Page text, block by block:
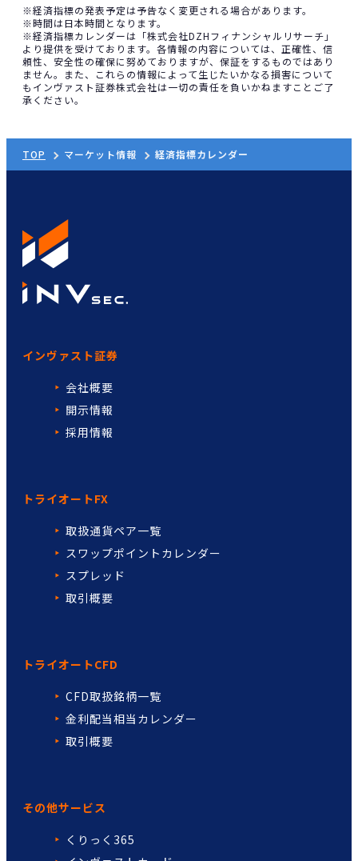
※経済指標の発表予定は予告なく変更される場合があります。
※時間は日本時間となります。
※経済指標カレンダーは「株式会社DZHフィナンシャルリサーチ」
より提供を受けております。各情報の内容については、正確性、信
頼性、安全性の確保に努めておりますが、保証をするものではあり
ません。また、これらの情報によって生じたいかなる損害について
もインヴァスト証券株式会社は一切の責任を負いかねますことご了
承ください。
TOP マーケット情報 経済指標カレンダー
インヴァスト証券
会社概要
開示情報
採用情報
その他サービス
くりっく365
トライオートFX
取扱通貨ペア一覧
スワップポイントカレンダー
スプレッド
取引概要
トライオートCFD
CFD取扱銘柄一覧
金利配当相当カレンダー
取引概要